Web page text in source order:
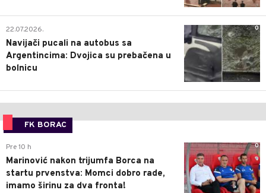
0
22.07.2026.
Navijači pucali na autobus sa
Argentincima: Dvojica su prebačena u
bolnicu
FK BORAC
0
Pre 10 h
Marinović nakon trijumfa Borca na
startu prvenstva: Momci dobro rade,
imamo širinu za dva fronta!